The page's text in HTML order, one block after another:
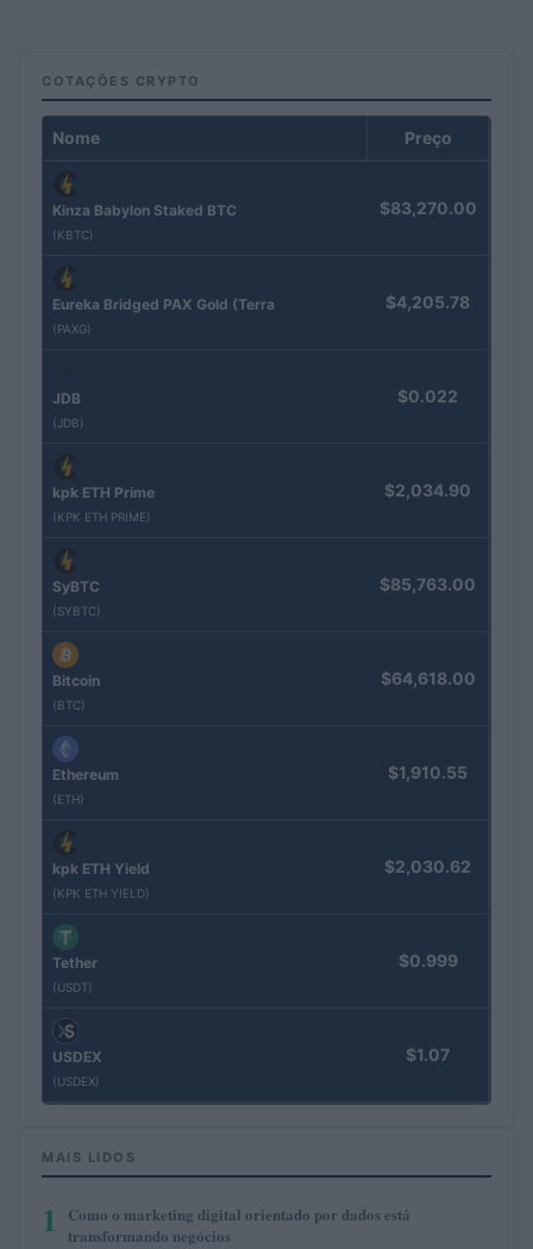
COTAÇÕES CRYPTO
Nome Preço
Kinza Babylon Staked BTC
(KBTC)
$83,270.00
Eureka Bridged PAX Gold (Terra
(PAXG)
$4,205.78
JDB
(JDB)
$0.022
kpk ETH Prime
(KPK ETH PRIME)
$2,034.90
SyBTC
(SYBTC)
$85,763.00
Bitcoin
(BTC)
$64,618.00
Ethereum
(ETH)
$1,910.55
kpk ETH Yield
(KPK ETH YIELD)
$2,030.62
Tether
(USDT)
$0.999
USDEX
(USDEX)
$1.07
MAIS LIDOS
1
Como o marketing digital orientado por dados está
transformando negócios